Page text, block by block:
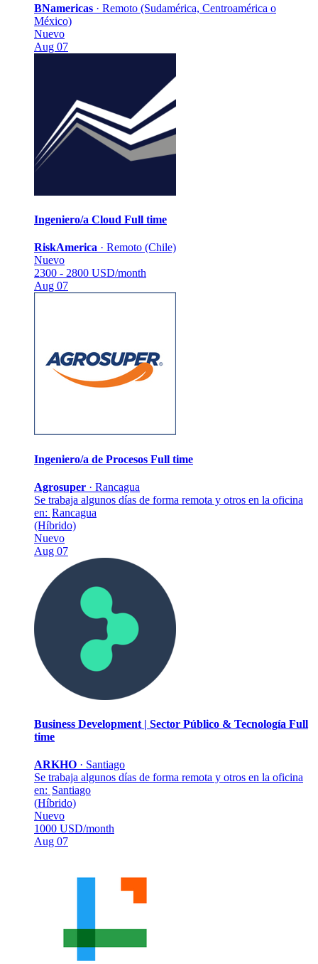
BNamericas · Remoto (Sudamérica, Centroamérica o
México)
Nuevo
Aug 07
Ingeniero/a Cloud Full time
RiskAmerica · Remoto (Chile)
Nuevo
2300 - 2800 USD/month
Aug 07
Ingeniero/a de Procesos Full time
Agrosuper · Rancagua
Se trabaja algunos días de forma remota y otros en la oficina
en: Rancagua
(Híbrido)
Nuevo
Aug 07
Business Development | Sector Público & Tecnología Full
time
ARKHO · Santiago
Se trabaja algunos días de forma remota y otros en la oficina
en: Santiago
(Híbrido)
Nuevo
1000 USD/month
Aug 07